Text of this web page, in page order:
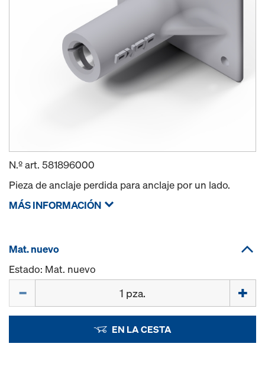
N.º art. 581896000
Pieza de anclaje perdida para anclaje por un lado.
MÁS INFORMACIÓN
Mat. nuevo
Estado: Mat. nuevo
EN LA CESTA